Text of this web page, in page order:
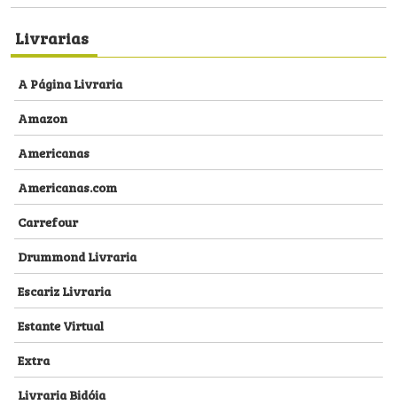
Livrarias
A Página Livraria
Amazon
Americanas
Americanas.com
Carrefour
Drummond Livraria
Escariz Livraria
Estante Virtual
Extra
Livraria Bidóia